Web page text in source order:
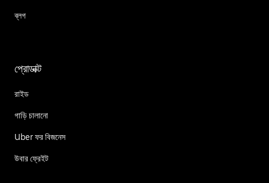
ব্লগ
প্রোডাক্ট
রাইড
গাড়ি চালানো
Uber ফর বিজনেস
উবার ফ্রেইট